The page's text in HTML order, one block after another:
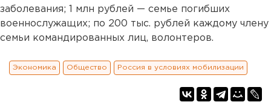
заболевания; 1 млн рублей — семье погибших
военнослужащих; по 200 тыс. рублей каждому члену
семьи командированных лиц, волонтеров.
Экономика Общество Россия в условиях мобилизации